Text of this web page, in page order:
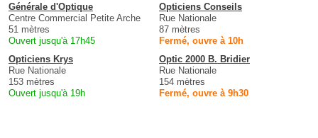
Générale d'Optique
Centre Commercial Petite Arche
51 mètres
Ouvert jusqu'à 17h45
Opticiens Conseils
Rue Nationale
87 mètres
Fermé, ouvre à 10h
Opticiens Krys
Rue Nationale
153 mètres
Ouvert jusqu'à 19h
Optic 2000 B. Bridier
Rue Nationale
154 mètres
Fermé, ouvre à 9h30